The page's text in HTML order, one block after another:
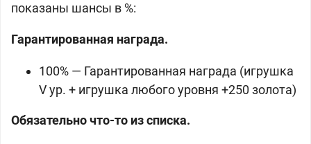
показаны шансы в %:
Гарантированная награда.
100% — Гарантированная награда (игрушка
V ур. + игрушка любого уровня +250 золота)
Обязательно что-то из списка.